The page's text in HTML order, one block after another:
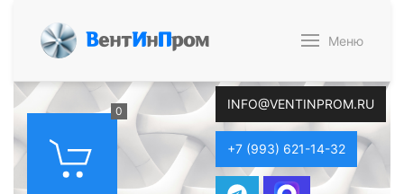
ВентИнПром Меню
0 INFO@VENTINPROM.RU
+7 (993) 621-14-32